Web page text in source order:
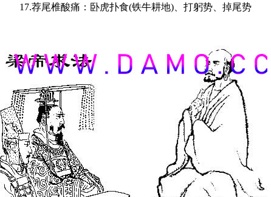
17.荐尾椎酸痛：卧虎扑食(铁牛耕地)、打躬势、掉尾势